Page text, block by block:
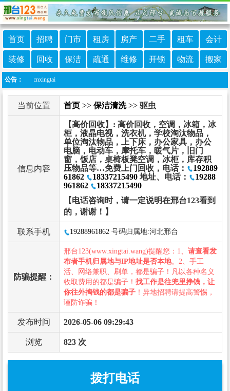
首页 招聘 门市 租房 房产 二手 租车 会计
装修 回收 保洁 疏通 维修 开锁 物流 搬家
公告：
微信：cnxingtai
当前位置 首页 >> 保洁清洗>> 驱虫
信息内容
【高价回收】: 高价回收，空调，冰箱，冰
柜，液晶电视，洗衣机，学校淘汰物品，
单位淘汰物品，上下床，办公家具，办公
电脑，电动车，摩托车，暖气片，旧门
窗，饭店，桌椅板凳空调，冰柜，库存积
压物品等…免费上门回收，电话：
192889
61862
18337215490 地址、电话：
19288
961862
18337215490
【电话咨询时，请一定说明在邢台123看到
的，谢谢！】
联系手机 19288961862 号码归属地:河北邢台
防骗提醒：
邢台123(www.xingtai.wang)提醒您：1、 请查看发
布者手机归属地与IP地址是否本地。2、手工
活、网络兼职、刷单，都是骗子！凡以各种名义
收取费用的都是骗子！ 找工作是往兜里挣钱，让
你往外掏钱的都是骗子 ！异地招聘请提高警惕，
谨防诈骗！
发布时间 2026-05-06 09:29:43
浏览 823 次
拨打电话